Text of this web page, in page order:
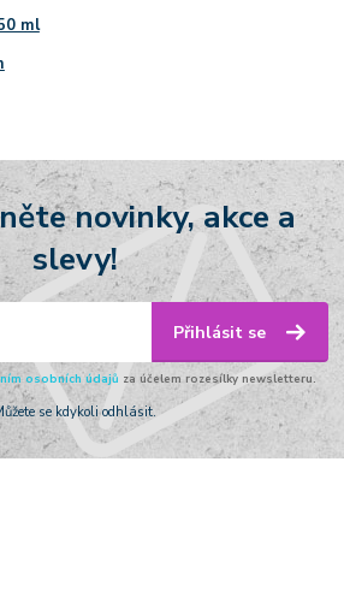
ml
novinky, akce a
slevy!
Přihlásit se
osobních údajů za účelem rozesílky newsletteru.
se kdykoli odhlásit.